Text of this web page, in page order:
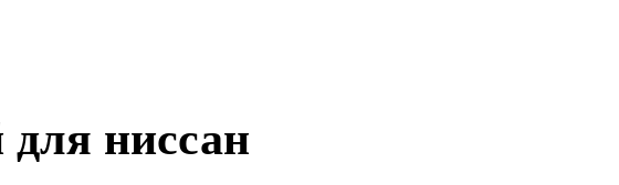
для ниссан